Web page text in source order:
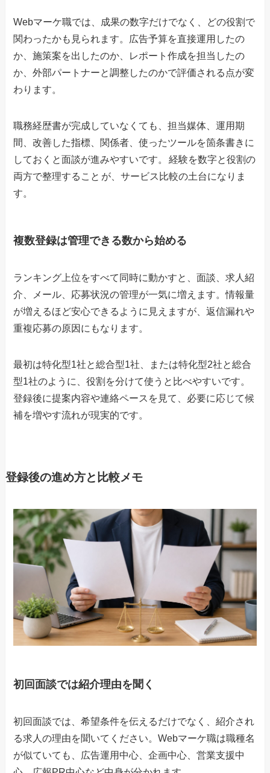
Webマーケ職では、成果の数字だけでなく、どの役割で
関わったかも見られます。広告予算を直接運用したの
か、施策案を出したのか、レポート作成を担当したの
か、外部パートナーと調整したのかで評価される点が変
わります。
職務経歴書が完成していなくても、担当媒体、運用期
間、改善した指標、関係者、使ったツールを箇条書きに
しておくと面談が進みやすいです。
経験を数字と役割の
両方で整理すること が、サービス比較の土台になりま
す。
複数登録は管理できる数から始める
ランキング上位をすべて同時に動かすと、面談、求人紹
介、メール、応募状況の管理が一気に増えます。情報量
が増えるほど安心できるように見えますが、返信漏れや
重複応募の原因にもなります。
最初は特化型1社と総合型1社、または特化型2社と総合
型1社のように、役割を分けて使うと比べやすいです。
登録後に提案内容や連絡ペースを見て、必要に応じて候
補を増やす流れが現実的です。
登録後の進め方と比較メモ
初回面談では紹介理由を聞く
初回面談では、希望条件を伝えるだけでなく、紹介され
る求人の理由を聞いてください。Webマーケ職は職種名
が似ていても、広告運用中心、企画中心、営業支援中